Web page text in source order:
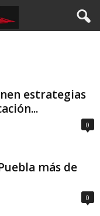
estrategias
0
más de
0